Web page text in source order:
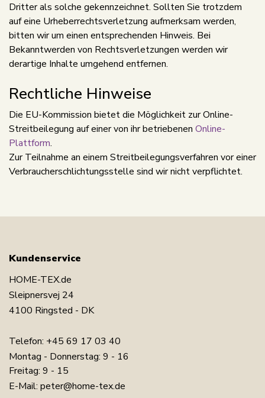
Dritter als solche gekennzeichnet. Sollten Sie trotzdem
auf eine Urheberrechtsverletzung aufmerksam werden,
bitten wir um einen entsprechenden Hinweis. Bei
Bekanntwerden von Rechtsverletzungen werden wir
derartige Inhalte umgehend entfernen.
Rechtliche Hinweise
Die EU-Kommission bietet die Möglichkeit zur Online-
Streitbeilegung auf einer von ihr betriebenen Online-
Plattform.
Zur Teilnahme an einem Streitbeilegungsverfahren vor einer
Verbraucherschlichtungsstelle sind wir nicht verpflichtet.
Kundenservice
HOME-TEX.de
Sleipnersvej 24
4100 Ringsted - DK
Telefon: +45 69 17 03 40
Montag - Donnerstag: 9 - 16
Freitag: 9 - 15
E-Mail: peter@home-tex.de